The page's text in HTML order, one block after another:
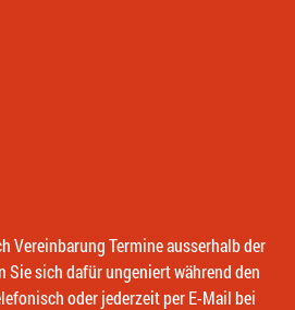
Vereinbarung Termine ausserhalb der
Sie sich dafür ungeniert während den
oder jederzeit per E-Mail bei